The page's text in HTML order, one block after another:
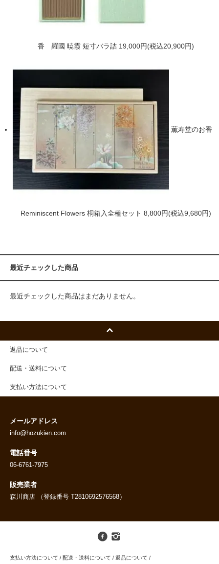
香 羅國 暁霞 短寸バラ詰 19,000円(税込20,900円)
薫寿堂のお香
Reminiscent Flowers 桐箱入全種セット 8,800円(税込9,680円)
最近チェックした商品
最近チェックした商品はまだありません。
返品について
配送・送料について
支払い方法について
メールアドレス
info@hozukien.com
電話番号
06-6761-7975
販売業者
森川商店 （登録番号 T2810692576568）
支払い方法について / 配送・送料について / 返品について /